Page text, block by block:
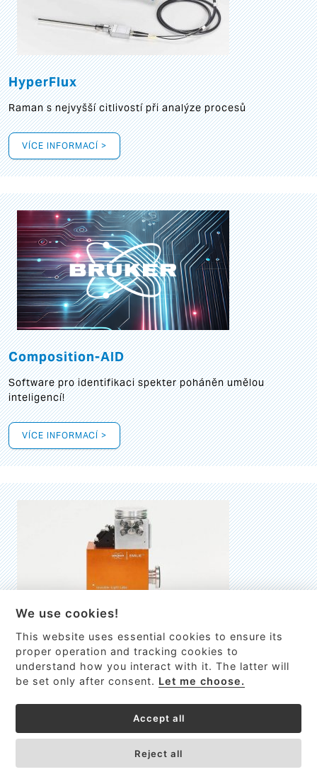
HyperFlux
Raman s nejvyšší citlivostí při analýze procesů
VÍCE INFORMACÍ >
Composition-AID
Software pro identifikaci spekter poháněn umělou
inteligencí!
VÍCE INFORMACÍ >
EMILIE
První nano-elektro-mechanický (NEMS) FTIR analyzátor
We use cookies!
This website uses essential cookies to ensure its
proper operation and tracking cookies to
understand how you interact with it. The latter will
be set only after consent. Let me choose.
Accept all
Reject all